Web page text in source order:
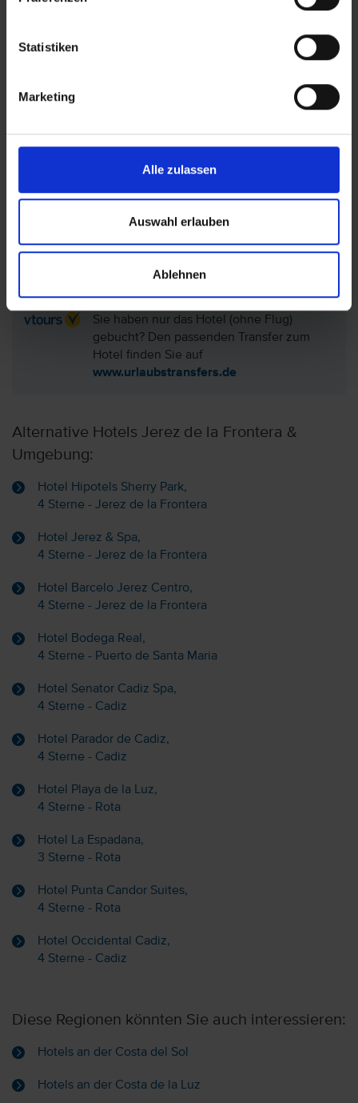
Statistiken
Marketing
Alle zulassen
Auswahl erlauben
Ablehnen
Hotelbeschreibung für Ihre Buchung relevant ist! Es ist
Hotelbeschreibungen ausweisen oder es entscheidende
Unterschiede in den beschriebenen Leistungen gibt. Aug.
Lage: Hotel Villa Jerez, Costa de la Luz
Hotel auf der Karte anzeigen
Sie haben nur das Hotel (ohne Flug)
gebucht? Den passenden Transfer zum
Hotel finden Sie auf
www.urlaubstransfers.de
Alternative Hotels Jerez de la Frontera &
Umgebung:
Hotel Hipotels Sherry Park,
4 Sterne - Jerez de la Frontera
Hotel Jerez & Spa,
4 Sterne - Jerez de la Frontera
Hotel Barcelo Jerez Centro,
4 Sterne - Jerez de la Frontera
Hotel Bodega Real,
4 Sterne - Puerto de Santa Maria
Hotel Senator Cadiz Spa,
4 Sterne - Cadiz
Hotel Parador de Cadiz,
4 Sterne - Cadiz
Hotel Playa de la Luz,
4 Sterne - Rota
Hotel La Espadana,
3 Sterne - Rota
Hotel Punta Candor Suites,
4 Sterne - Rota
Hotel Occidental Cadiz,
4 Sterne - Cadiz
Diese Regionen könnten Sie auch interessieren:
Hotels an der Costa del Sol
Hotels an der Costa de la Luz